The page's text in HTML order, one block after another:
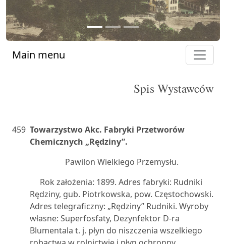
Main menu
Spis Wystawców
459 Towarzystwo Akc. Fabryki Przetworów
Chemicznych „Rędziny”.
Pawilon Wielkiego Przemysłu.
Rok założenia: 1899. Adres fabryki: Rudniki
Rędziny, gub. Piotrkowska, pow. Częstochowski.
Adres telegraficzny: „Rędziny” Rudniki. Wyroby
własne: Superfosfaty, Dezynfektor D-ra
Blumentala t. j. płyn do niszczenia wszelkiego